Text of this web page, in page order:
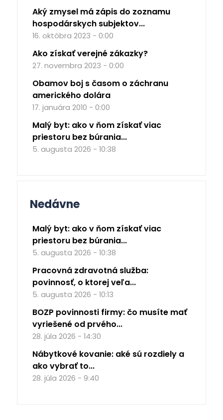
Aký zmysel má zápis do zoznamu
hospodárskych subjektov...
16. októbra 2023 - 0:00
Ako získať verejné zákazky?
27. novembra 2023 - 0:00
Obamov boj s časom o záchranu
amerického dolára
17. januára 2010 - 0:00
Malý byt: ako v ňom získať viac
priestoru bez búrania...
5. augusta 2026 - 10:38
Nedávne
Malý byt: ako v ňom získať viac
priestoru bez búrania...
5. augusta 2026 - 10:38
Pracovná zdravotná služba:
povinnosť, o ktorej veľa...
5. augusta 2026 - 10:13
BOZP povinnosti firmy: čo musíte mať
vyriešené od prvého...
28. júla 2026 - 14:30
Nábytkové kovanie: aké sú rozdiely a
ako vybrať to...
28. júla 2026 - 9:40